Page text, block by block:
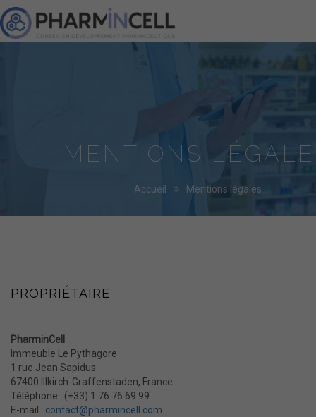
PharminCell
MENTIONS
Accueil Mentions légales
PROPRIÉTAIRE
PharminCell
Immeuble Le Pythagore
1 rue Jean Sapidus
67400
Illkirch-Graffenstaden, France
Téléphone : (+33) 1 76 76 69 99
E-mail : contact@pharmincell.com